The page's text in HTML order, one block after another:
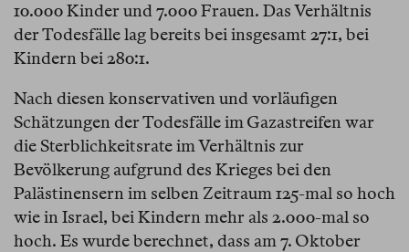
10.000 Kinder und 7.000 Frauen. Das Verhältnis
der Todesfälle lag bereits bei insgesamt 27:1, bei
Kindern bei 280:1.
Nach diesen konservativen und vorläufigen
Schätzungen der Todesfälle im Gazastreifen war
die Sterblichkeitsrate im Verhältnis zur
Bevölkerung aufgrund des Krieges bei den
Palästinensern im selben Zeitraum 125-mal so hoch
wie in Israel, bei Kindern mehr als 2.000-mal so
hoch. Es wurde berechnet, dass am 7. Oktober